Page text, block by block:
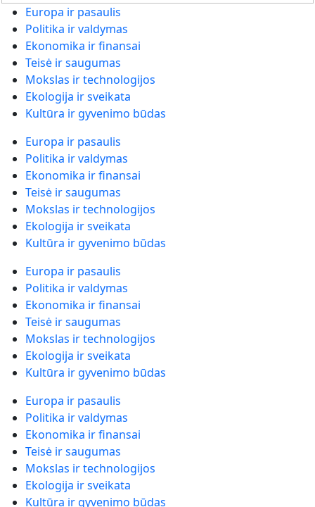
Europa ir pasaulis
Politika ir valdymas
Ekonomika ir finansai
Teisė ir saugumas
Mokslas ir technologijos
Ekologija ir sveikata
Kultūra ir gyvenimo būdas
Europa ir pasaulis
Politika ir valdymas
Ekonomika ir finansai
Teisė ir saugumas
Mokslas ir technologijos
Ekologija ir sveikata
Kultūra ir gyvenimo būdas
Europa ir pasaulis
Politika ir valdymas
Ekonomika ir finansai
Teisė ir saugumas
Mokslas ir technologijos
Ekologija ir sveikata
Kultūra ir gyvenimo būdas
Europa ir pasaulis
Politika ir valdymas
Ekonomika ir finansai
Teisė ir saugumas
Mokslas ir technologijos
Ekologija ir sveikata
Kultūra ir gyvenimo būdas